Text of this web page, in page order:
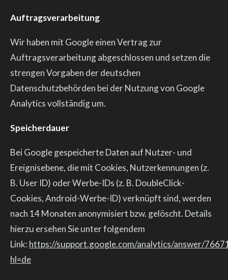
Auftragsverarbeitung
Wir haben mit Google einen Vertrag zur
Auftragsverarbeitung abgeschlossen und setzen die
strengen Vorgaben der deutschen
Datenschutzbehörden bei der Nutzung von Google
Analytics vollständig um.
Speicherdauer
Bei Google gespeicherte Daten auf Nutzer- und
Ereignisebene, die mit Cookies, Nutzerkennungen (z.
B. User ID) oder Werbe-IDs (z. B. DoubleClick-
Cookies, Android-Werbe-ID) verknüpft sind, werden
nach 14 Monaten anonymisiert bzw. gelöscht. Details
hierzu ersehen Sie unter folgendem
Link:https://support.google.com/analytics/answer/
hl=de